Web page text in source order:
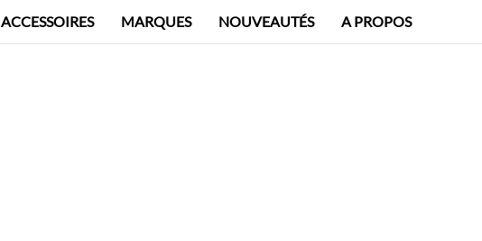
ACCESSOIRES MARQUES NOUVEAUTÉS A PROPOS